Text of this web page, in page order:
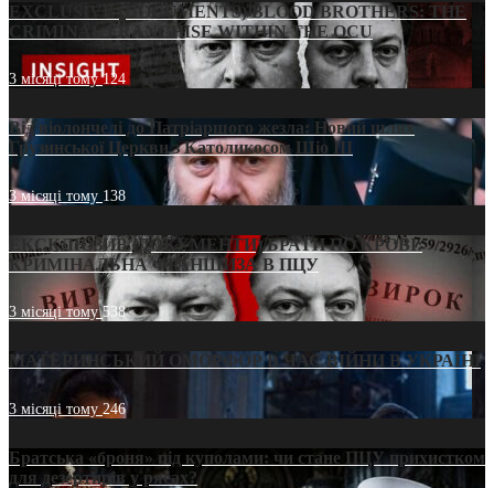
EXCLUSIVE (DOCUMENTS)/BLOOD BROTHERS: THE
CRIMINAL FRANCHISE WITHIN THE OCU
3 місяці тому124
Від віолончелі до Патріаршого жезла: Новий шлях
Грузинської Церкви з Католикосом Шіо III
3 місяці тому 138
ЕКСКЛЮЗИВ (ДОКУМЕНТИ)/БРАТИ ПО КРОВІ:
КРИМІНАЛЬНА ФРАНШИЗА В ПЦУ
3 місяці тому538
МАТЕРИНСЬКИЙ ОМОРФОР В ЧАС ВІЙНИ В УКРАЇНІ
3 місяці тому246
Братська «броня» під куполами: чи стане ПЦУ прихистком
для дезертирів у рясах?